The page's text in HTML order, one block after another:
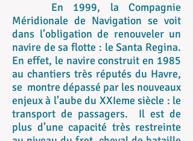
En 1999, la Compagnie
Méridionale de Navigation se voit
dans l’obligation de renouveler un
navire de sa flotte : le Santa Regina.
En effet, le navire construit en 1985
au chantiers très réputés du Havre,
se montre dépassé par les nouveaux
enjeux à l’aube du XXIeme siècle : le
transport de passagers. Il est de
plus d’une capacité très restreinte